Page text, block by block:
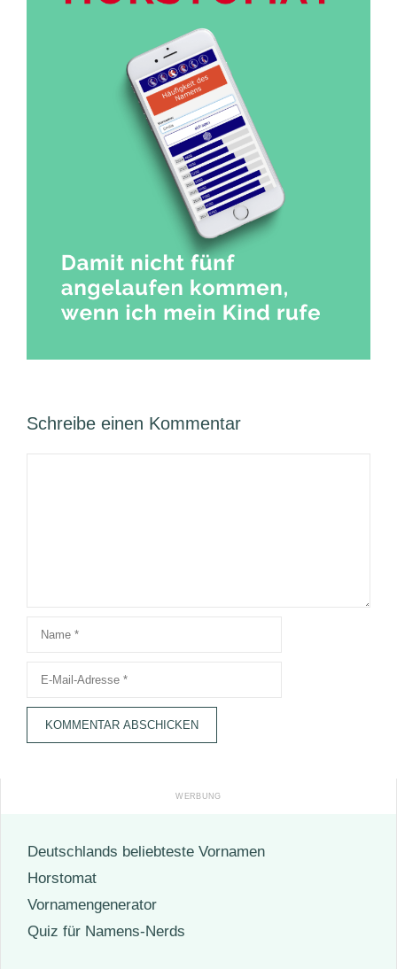
Schreibe einen Kommentar
Name
Adresse
Deutschlands beliebteste Vornamen
Horstomat
Vornamengenerator
Quiz für Namens-Nerds